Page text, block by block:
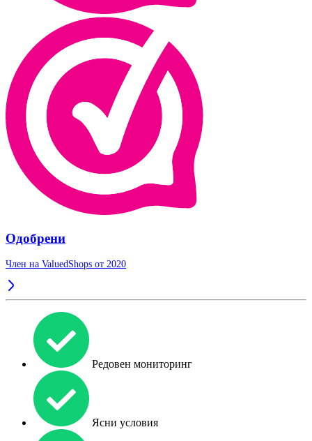
Одобрени
Член на ValuedShops от 2020
Редовен мониторинг
Ясни условия